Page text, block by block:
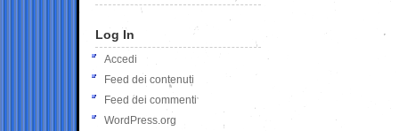
Log In
Accedi
Feed dei contenuti
Feed dei commenti
WordPress.org